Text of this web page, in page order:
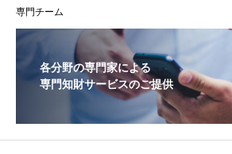
専門チーム
各分野の専門家による
専門知財サービスのご提供